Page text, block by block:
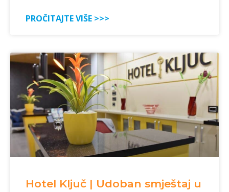
PROČITAJTE VIŠE >>>
Hotel Ključ | Udoban smještaj u